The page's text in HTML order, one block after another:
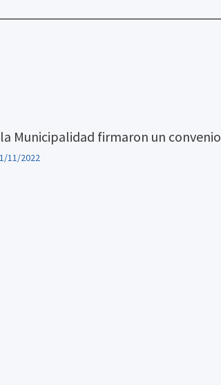
la Municipalidad firmaron un convenio
11/2022